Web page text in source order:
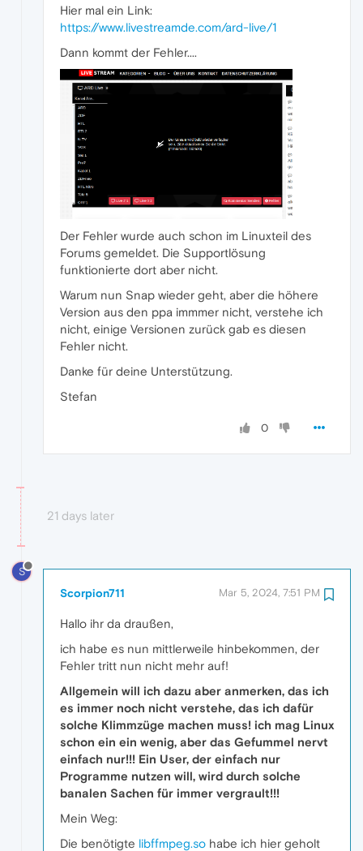
Hier mal ein Link:
https://www.livestreamde.com/ard-live/1
Dann kommt der Fehler....
Der Fehler wurde auch schon im Linuxteil des
Forums gemeldet. Die Supportlösung
funktionierte dort aber nicht.
Warum nun Snap wieder geht, aber die höhere
Version aus den ppa immmer nicht, verstehe ich
nicht, einige Versionen zurück gab es diesen
Fehler nicht.
Danke für deine Unterstützung.
Stefan
0
21 days later
S
Scorpion711 Mar 5, 2024, 7:51 PM
Hallo ihr da draußen,
ich habe es nun mittlerweile hinbekommen, der
Fehler tritt nun nicht mehr auf!
Allgemein will ich dazu aber anmerken, das ich
es immer noch nicht verstehe, das ich dafür
solche Klimmzüge machen muss! ich mag Linux
schon ein ein wenig, aber das Gefummel nervt
einfach nur!!! Ein User, der einfach nur
Programme nutzen will, wird durch solche
banalen Sachen für immer vergrault!!!
Mein Weg:
Die benötigte libffmpeg.so habe ich hier geholt